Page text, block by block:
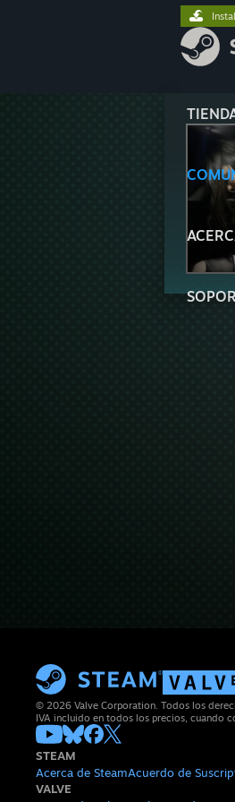
© 2026 Valve Corporation. Todos los
IVA incluido en todos los precios, cuando
STEAM
Acerca de SteamAcuerdo de
VALVE